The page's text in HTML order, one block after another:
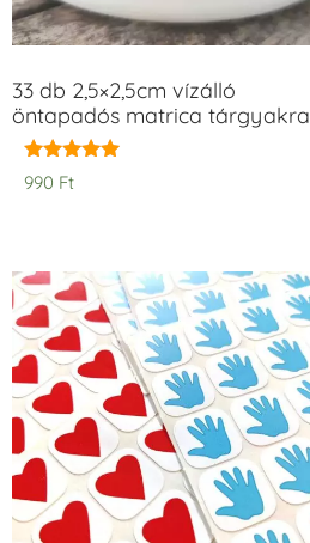
33 db 2,5×2,5cm vízálló
öntapadós matrica tárgyakra
Értékelés:
5.00
990 Ft